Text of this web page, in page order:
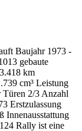
Baujahr 1973 -
gebaute
km
cm³ Leistung
2/3 Anzahl
Erstzulassung
Innenausstattung
Rally ist eine